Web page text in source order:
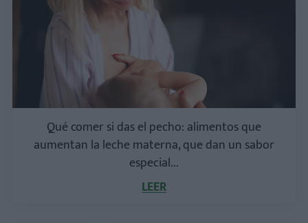
Qué comer si das el pecho: alimentos que
aumentan la leche materna, que dan un sabor
especial...
LEER